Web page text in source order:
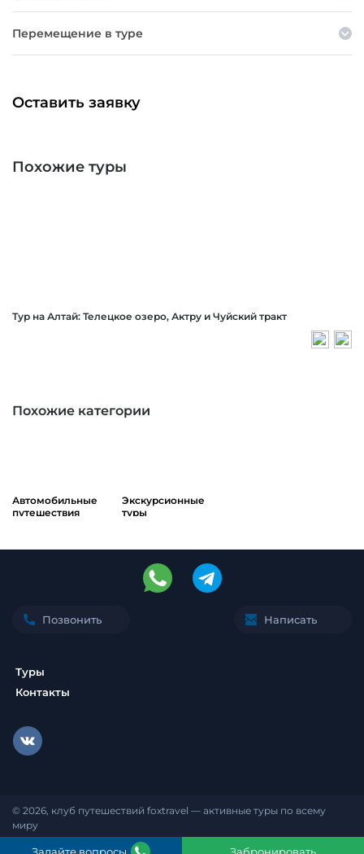
Перемещение в туре
Оставить заявку
Похожие туры
Тур на Алтай: Телецкое озеро, Актру и Чуйский тракт
Похожие категории
Автомобильные
путешествия
Экскурсионные
туры
Задайте вопросы Забронировать
Позвонить Написать
Туры
Контакты
© 2026, клуб путешествий foxtravel — активные туры по всему
миру